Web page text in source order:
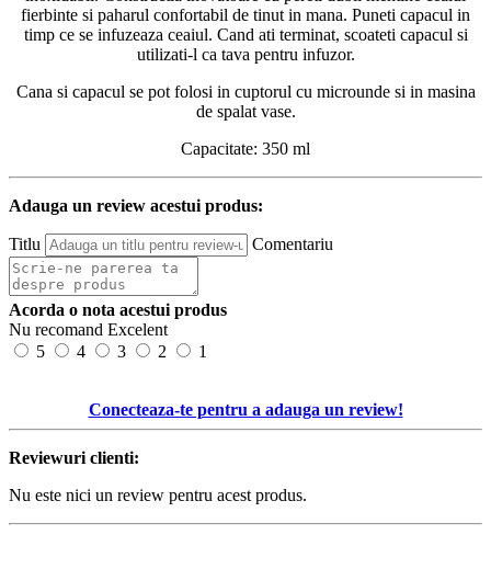
fierbinte si paharul confortabil de tinut in mana. Puneti capacul in
timp ce se infuzeaza ceaiul. Cand ati terminat, scoateti capacul si
utilizati-l ca tava pentru infuzor.
Cana si capacul se pot folosi in cuptorul cu microunde si in masina
de spalat vase.
Capacitate: 350 ml
Adauga un review acestui produs:
Titlu Comentariu
Acorda o nota acestui produs
Nu recomand Excelent
5
4 3 2 1
Conecteaza-te pentru a adauga un review!
Reviewuri clienti:
Nu este nici un review pentru acest produs.